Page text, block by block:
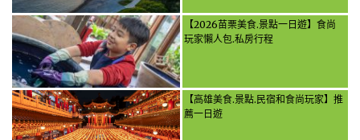
【2026苗栗美食.景點一日遊】食尚
玩家懶人包.私房行程
【高雄美食.景點.民宿和食尚玩家】推
薦一日遊